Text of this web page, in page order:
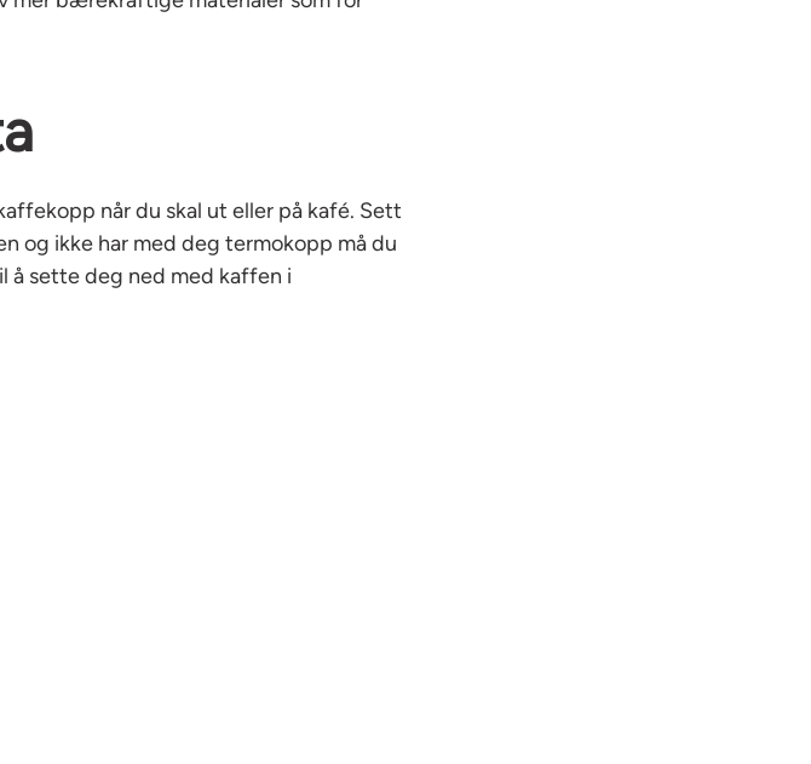
når du skal ut eller på kafé. Sett
og ikke har med deg termokopp må du
sette deg ned med kaffen i